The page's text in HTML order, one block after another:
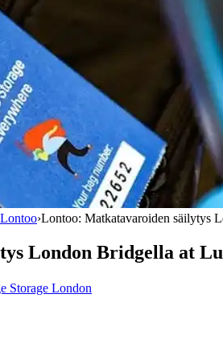
Lontoo›Lontoo: Matkatavaroiden säilytys
London Bridgella at
Storage London